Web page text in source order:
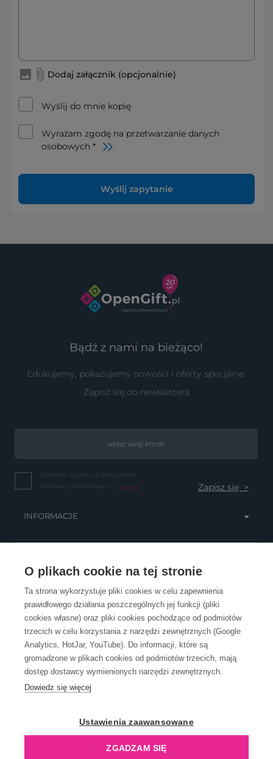
O plikach cookie na tej stronie
Ta strona wykorzystuje pliki cookies w celu zapewnienia
prawidłowego działania poszczególnych jej funkcji (pliki
cookies własne) oraz pliki cookies pochodzące od podmiotów
trzecich w celu korzystania z narzędzi zewnętrznych (Google
Analytics, HotJar, YouTube). Do informacji, które są
gromadzone w plikach cookies od podmiotów trzecich, mają
dostęp dostawcy wymienionych narzędzi zewnętrznych.
Dowiedz się więcej
Ustawienia zaawansowane
ZGADZAM SIĘ
Dodaj załącznik (opcjonalnie)
Wyślij do mnie kopię
Wyrażam zgodę na przetwarzanie danych
osobowych *
Wyślij zapytanie
Bądź z nami na bieżąco!
Edukujemy, pokazujemy nowości i oferty specjalne.
Zapisz się do newslettera
Wyrażam zgodę na przesyłanie
informacji handlowych... (więcej)
INFORMACJE
OBSŁUGA KLIENTA
KONTAKT
OpenGift jest częścią ReflectGroup.